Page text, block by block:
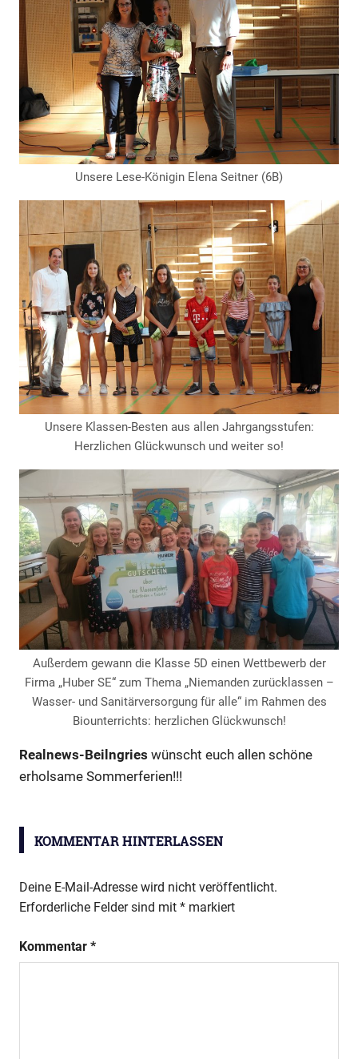
Unsere Lese-Königin Elena Seitner (6B)
Unsere Klassen-Besten aus allen Jahrgangsstufen:
Herzlichen Glückwunsch und weiter so!
Außerdem gewann die Klasse 5D einen Wettbewerb der
Firma „Huber SE“ zum Thema „Niemanden zurücklassen –
Wasser- und Sanitärversorgung für alle“ im Rahmen des
Biounterrichts: herzlichen Glückwunsch!
Realnews-Beilngries wünscht euch allen schöne
erholsame Sommerferien!!!
KOMMENTAR HINTERLASSEN
Deine E-Mail-Adresse wird nicht veröffentlicht.
Erforderliche Felder sind mit * markiert
Kommentar *